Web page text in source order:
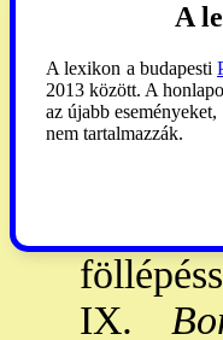
A
vívott
p.
IX.
A
A lexikon a budapesti
2013 között. A
az újabb
nem tartalmazzák.